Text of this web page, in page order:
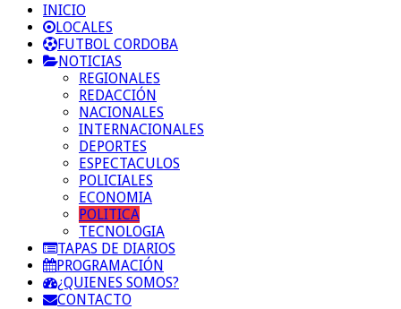
INICIO
LOCALES
FUTBOL CORDOBA
NOTICIAS
REGIONALES
REDACCIÓN
NACIONALES
INTERNACIONALES
DEPORTES
ESPECTACULOS
POLICIALES
ECONOMIA
POLITICA
TECNOLOGIA
TAPAS DE DIARIOS
PROGRAMACIÓN
¿QUIENES SOMOS?
CONTACTO